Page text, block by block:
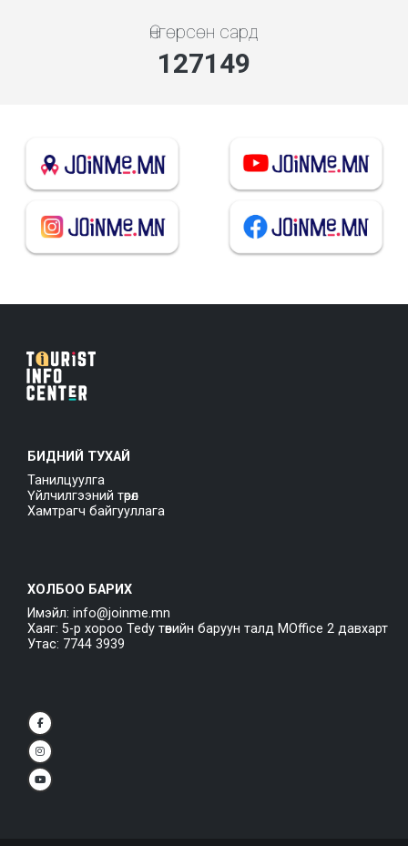
Өнгөрсөн сард
136929
БИДНИЙ ТУХАЙ
Танилцуулга
Үйлчилгээний төрөл
Хамтрагч байгууллага
ХОЛБОО БАРИХ
Имэйл: info@joinme.mn
Хаяг: 5-р хороо Tedy төвийн баруун талд MOffice 2 давхарт
Утас: 7744 3939